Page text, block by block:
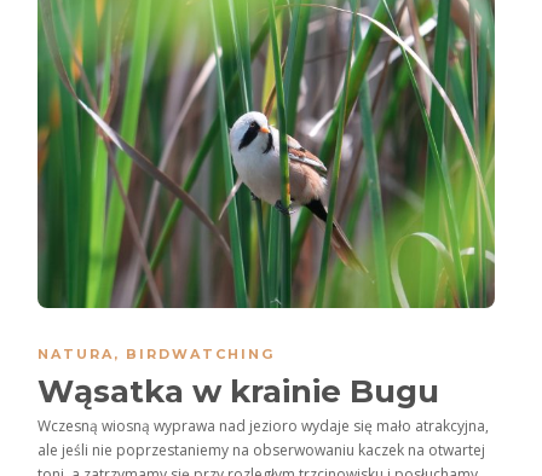
NATURA, BIRDWATCHING
Wąsatka w krainie Bugu
Wczesną wiosną wyprawa nad jezioro wydaje się mało atrakcyjna,
ale jeśli nie poprzestaniemy na obserwowaniu kaczek na otwartej